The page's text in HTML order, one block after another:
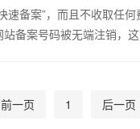
速备案”，而且不收取任
备案号码被无端注销，
前一页 1 后一页